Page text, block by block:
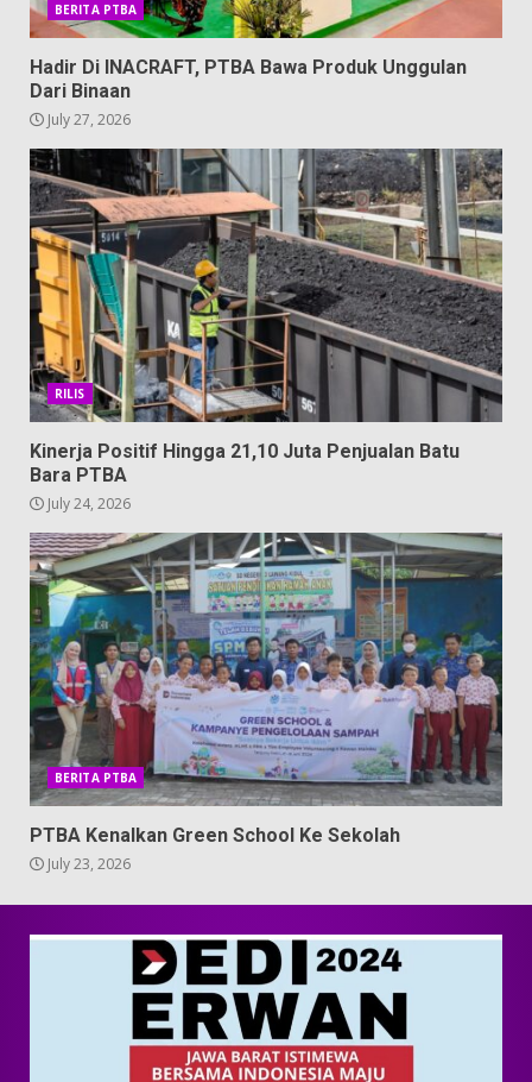
BERITA PTBA
Hadir Di INACRAFT, PTBA Bawa Produk Unggulan
Dari Binaan
July 27, 2026
RILIS
Kinerja Positif Hingga 21,10 Juta Penjualan Batu
Bara PTBA
July 24, 2026
BERITA PTBA
PTBA Kenalkan Green School Ke Sekolah
July 23, 2026